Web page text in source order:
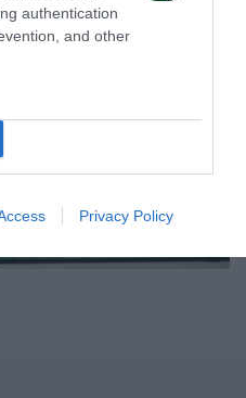
authentication
and other
Privacy Policy